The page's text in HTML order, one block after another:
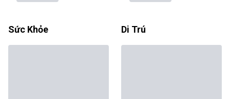
Sức Khỏe Di Trú